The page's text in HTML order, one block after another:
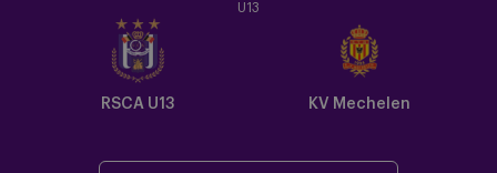
U13
Crest
Dark
RSCA U13 KV Mechelen